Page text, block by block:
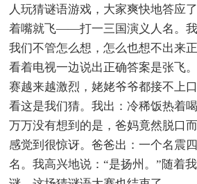
人玩猜谜语游戏，大家爽快地答应
着嘴就飞——打一三国演义人名。
我们不管怎么想，怎么也想不出来
看着电视一边说出正确答案是张飞
赛越来越激烈，姥姥爷爷都接不上
看这是我们猜。我出：冷稀饭热着
万万没有想到的是，爸妈竟然脱口
感觉到很惊讶。爸爸出：一个名震
名。我高兴地说：“是扬州。”随着